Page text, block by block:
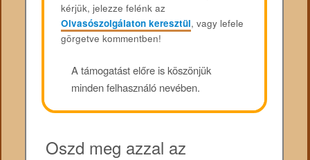
kérjük, jelezze felénk az
Olvasószolgálaton keresztül, vagy lefele
görgetve kommentben!
A támogatást előre is köszönjük
minden felhasználó nevében.
Oszd meg azzal az